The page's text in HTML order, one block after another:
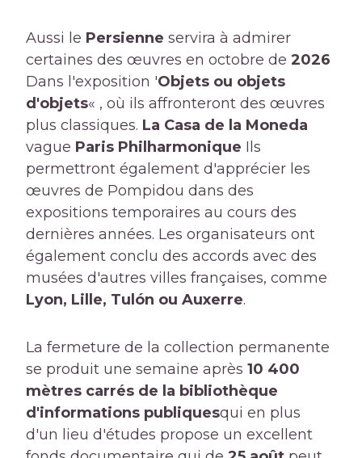
Aussi le Persienne servira à admirer
certaines des œuvres en octobre de 2026
Dans l'exposition 'Objets ou objets
d'objets« , où ils affronteront des œuvres
plus classiques. La Casa de la Moneda
vague Paris Philharmonique Ils
permettront également d'apprécier les
œuvres de Pompidou dans des
expositions temporaires au cours des
dernières années. Les organisateurs ont
également conclu des accords avec des
musées d'autres villes françaises, comme
Lyon, Lille, Tulón ou Auxerre.
La fermeture de la collection permanente
se produit une semaine après 10 400
mètres carrés de la bibliothèque
d'informations publiquesqui en plus
d'un lieu d'études propose un excellent